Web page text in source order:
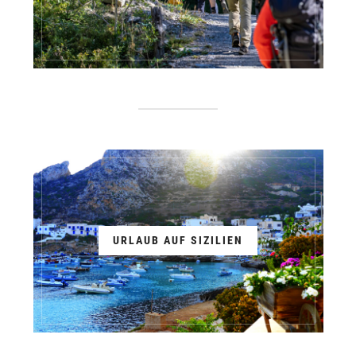
URLAUB AUF SIZILIEN